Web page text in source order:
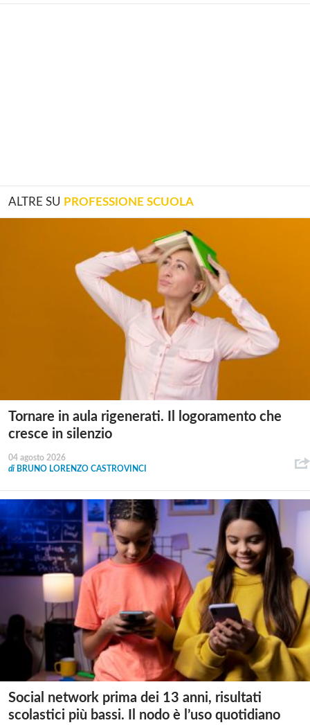
ALTRE SU PROFESSIONE SCUOLA
Tornare in aula rigenerati. Il logoramento che
cresce in silenzio
04 agosto 2026
di BRUNO LORENZO CASTROVINCI
Social network prima dei 13 anni, risultati
scolastici più bassi. Il nodo è l’uso quotidiano